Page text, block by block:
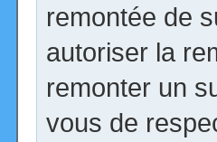
remontée de
autoriser la
remonter un
vous de